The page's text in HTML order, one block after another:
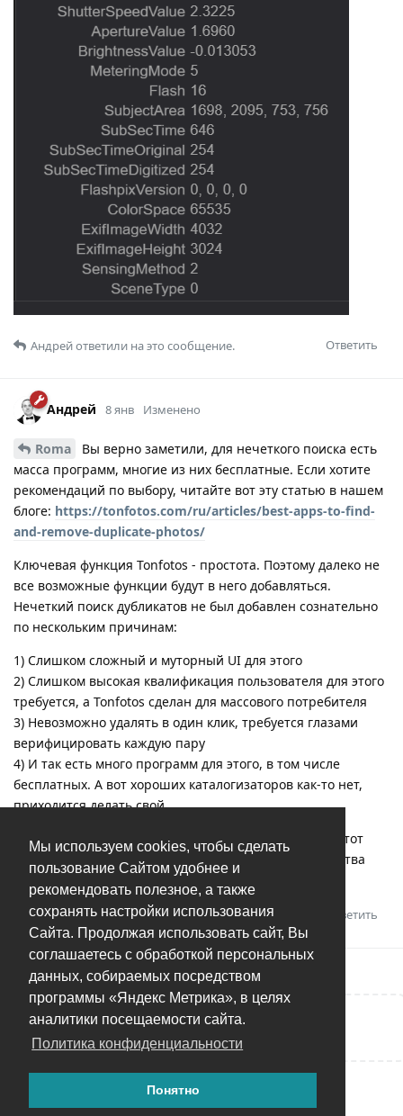
Мы используем cookies, чтобы сделать
пользование Сайтом удобнее и
рекомендовать полезное, а также
сохранять настройки использования
Сайта. Продолжая использовать сайт, Вы
соглашаетесь с обработкой персональных
данных, собираемых посредством
программы «Яндекс Метрика», в целях
аналитики посещаемости сайта.
Политика конфиденциальности
Понятно
Ответить
Андрейответили на это сообщение.
Андрей 8 янв Изменено
Roma
Вы верно заметили, для нечеткого поиска есть
масса программ, многие из них бесплатные. Если хотите
рекомендаций по выбору, читайте вот эту статью в нашем
блоге: https://tonfotos.com/ru/articles/best-apps-to-find-
and-remove-duplicate-photos/
Ключевая функция Tonfotos - простота. Поэтому далеко не
все возможные функции будут в него добавляться.
Нечеткий поиск дубликатов не был добавлен сознательно
по нескольким причинам:
1) Слишком сложный и муторный UI для этого
2) Слишком высокая квалификация пользователя для этого
требуется, а Tonfotos сделан для массового потребителя
3) Невозможно удалять в один клик, требуется глазами
верифицировать каждую пару
4) И так есть много программ для этого, в том числе
бесплатных. А вот хороших каталогизаторов как-то нет,
приходится делать свой.
Поэтому сценарий поддержан только частично, но этот
подход позволяет избавляться от огромного количества
дубликатов буквально в один клик, а это уже много.
Ответить
Александроценил это.
Написать ответ...